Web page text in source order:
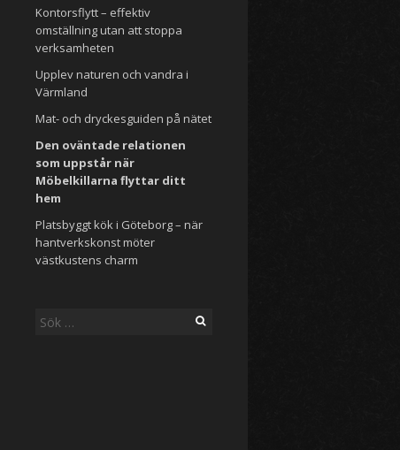
Kontorsflytt – effektiv
omställning utan att stoppa
verksamheten
Upplev naturen och vandra i
Värmland
Mat- och dryckesguiden på nätet
Den oväntade relationen
som uppstår när
Möbelkillarna flyttar ditt
hem
Platsbyggt kök i Göteborg – när
hantverkskonst möter
västkustens charm
Sök